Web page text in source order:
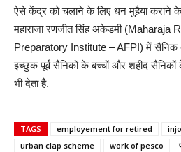
ऐसे केंद्र को चलाने के लिए धन मुहैया कराने के
महाराजा रणजीत सिंह अकेडमी (Maharaja
Preparatory Institute – AFPI) में सैनिक
इच्छुक पूर्व सैनिकों के बच्चों और शहीद
भी देता है.
TAGS employement for retired
urban clap scheme
work of pesco